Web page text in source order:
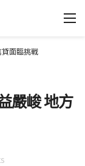
面臨挑戰
嚴峻 地方